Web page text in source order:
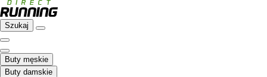
Szukaj
Buty męskie
Buty damskie